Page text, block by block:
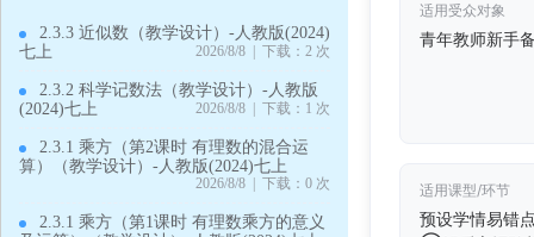
2.3.3 近似数（教学设计）-人教版(2024)
七上
2026/8/8 | 下载：2 次
2.3.2 科学记数法（教学设计）-人教版
(2024)七上
2026/8/8 | 下载：1 次
2.3.1 乘方（第2课时 有理数的混合运
算）（教学设计）-人教版(2024)七上
2026/8/8 | 下载：0 次
2.3.1 乘方（第1课时 有理数乘方的意义
适用受众对象
青年教师新手
适用课型/环节
预设学情易错